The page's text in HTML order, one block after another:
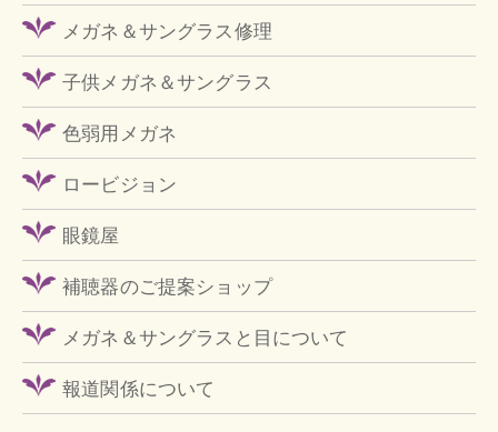
メガネ＆サングラス修理
子供メガネ＆サングラス
色弱用メガネ
ロービジョン
眼鏡屋
補聴器のご提案ショップ
メガネ＆サングラスと目について
報道関係について